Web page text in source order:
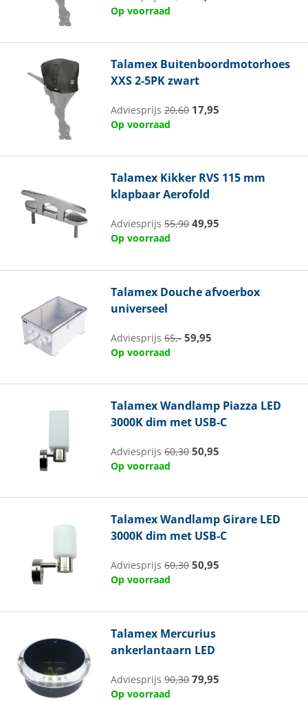
Op voorraad
Talamex Buitenboordmotorhoes
XXS 2-5PK zwart
Adviesprijs20,60 17,95
Op voorraad
Talamex Kikker RVS 115 mm
klapbaar Aerofold
Adviesprijs55,90 49,95
Op voorraad
Talamex Douche afvoerbox
universeel
Adviesprijs65,- 59,95
Op voorraad
TalamexWandlamp Piazza LED
3000K dim met USB-C
Adviesprijs60,30 50,95
Op voorraad
TalamexWandlamp Girare LED
3000K dim met USB-C
Adviesprijs60,30 50,95
Op voorraad
Talamex Mercurius
ankerlantaarn LED
Adviesprijs90,30 79,95
Op voorraad